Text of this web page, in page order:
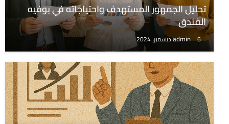
تحليل الجمهور المستهدف واحتياجاته في بوفيه
الفندق
admin 6 ديسمبر، 2024